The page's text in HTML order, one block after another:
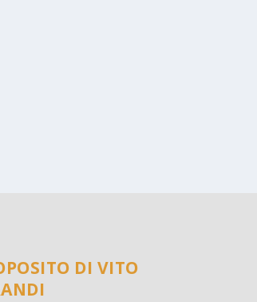
DI VITO